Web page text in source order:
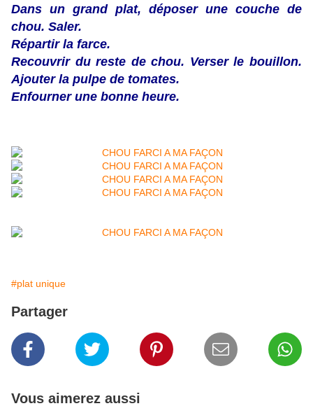
Dans un grand plat, déposer une couche de
chou. Saler.
Répartir la farce.
Recouvrir du reste de chou. Verser le bouillon.
Ajouter la pulpe de tomates.
Enfourner une bonne heure.
#plat unique
Partager
Vous aimerez aussi